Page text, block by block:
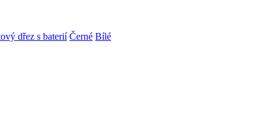
dřez s baterií Černé Bílé